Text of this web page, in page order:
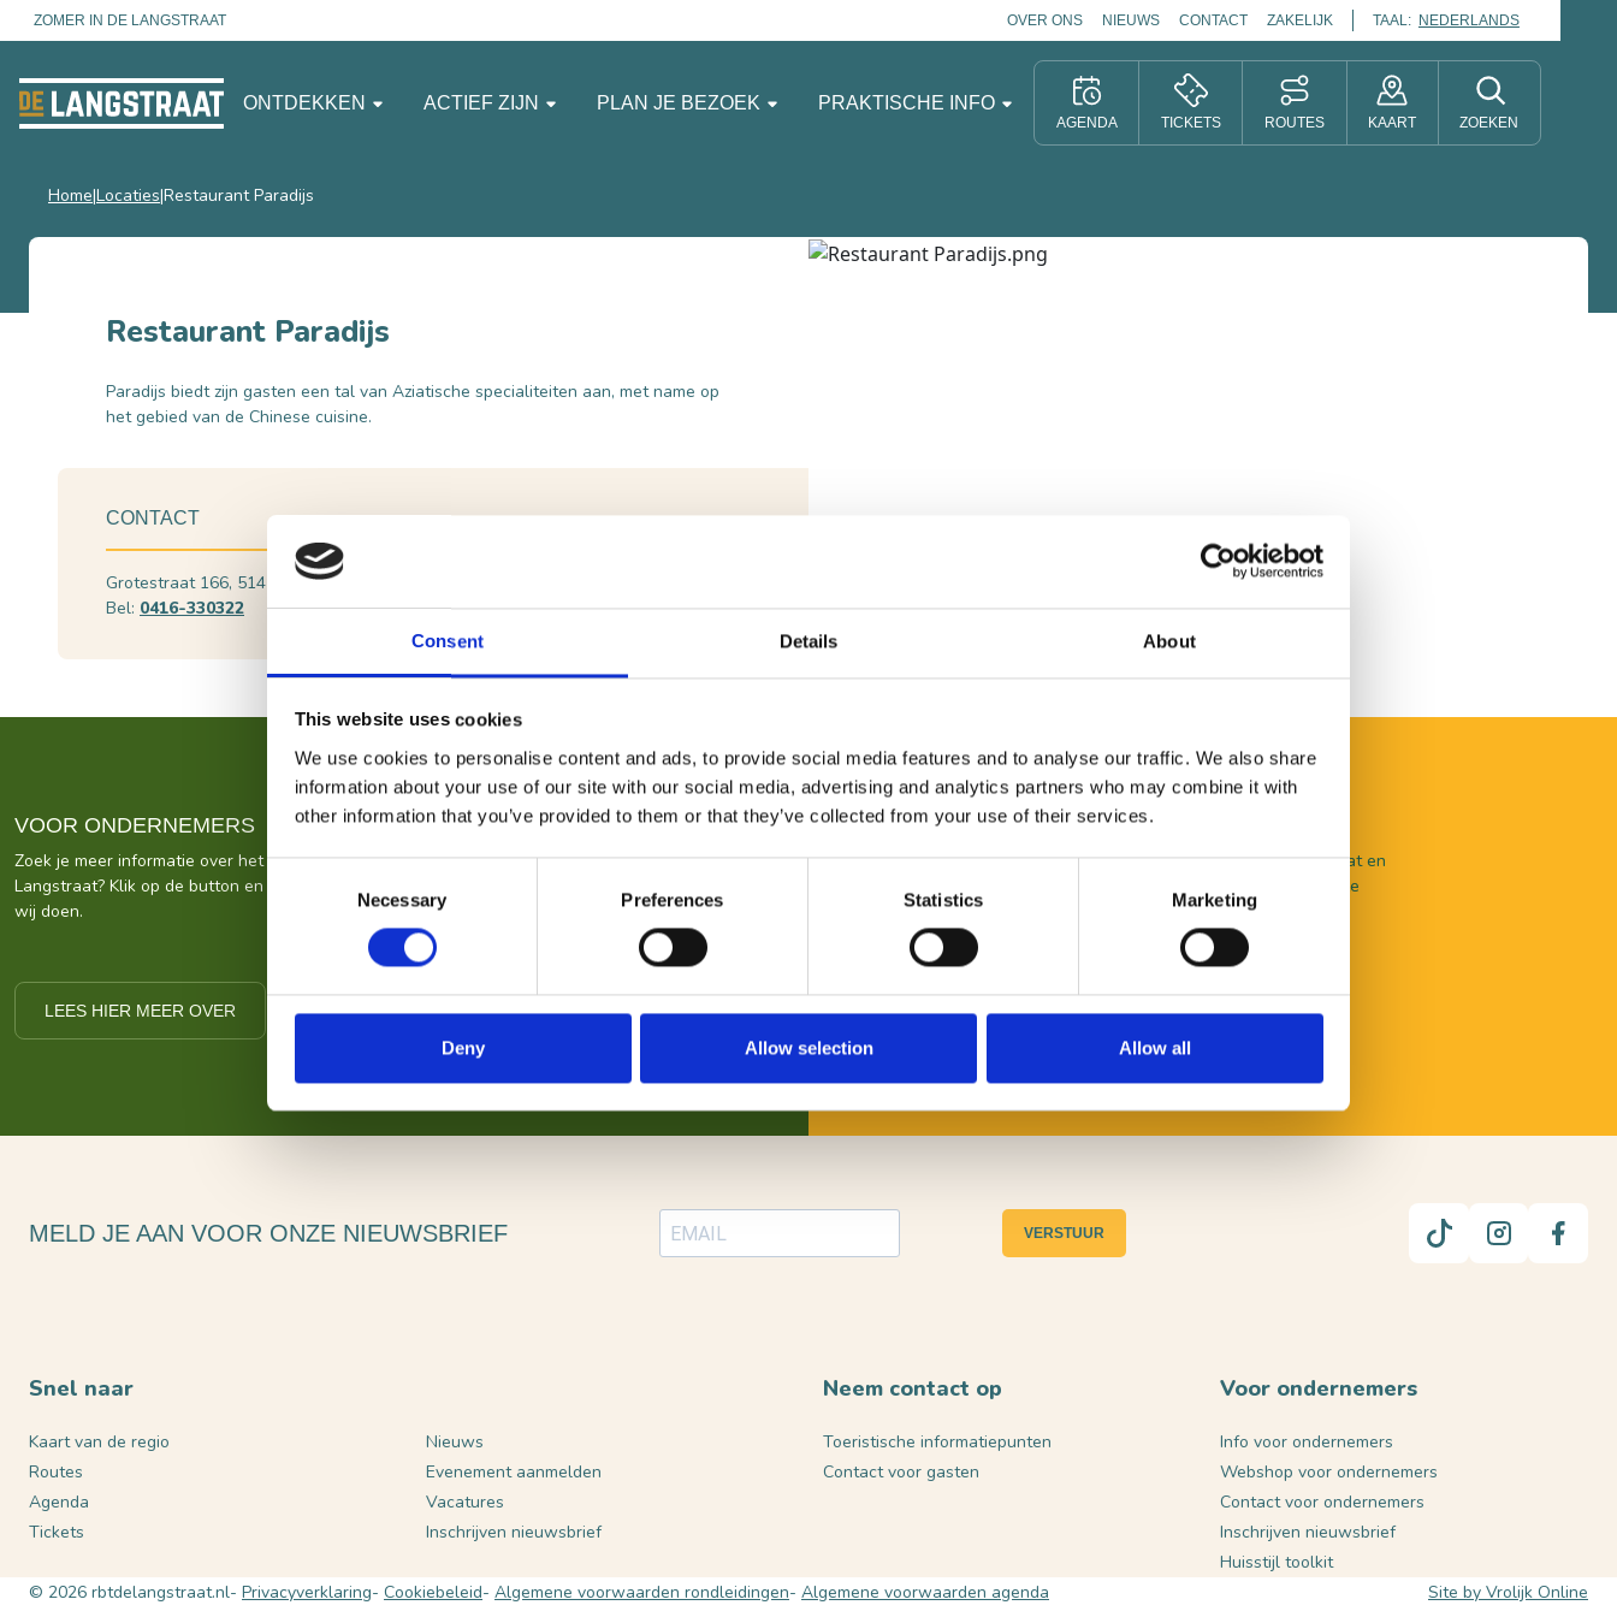
Consent Details About
This website uses cookies
We use cookies to personalise content and ads, to provide social media features and to analyse our traffic. We also share
information about your use of our site with our social media, advertising and analytics partners who may combine it with
other information that you’ve provided to them or that they’ve collected from your use of their services.
Necessary Preferences Statistics Marketing
Deny Allow selection Allow all
ZOMER IN DE LANGSTRAAT OVER ONS NIEUWS CONTACT ZAKELIJK TAAL: NEDERLANDS
ONTDEKKEN ACTIEF ZIJN PLAN JE BEZOEK PRAKTISCHE INFO
AGENDA TICKETS ROUTES KAART ZOEKEN
Home Locaties Restaurant Paradijs
Restaurant Paradijs
Paradijs biedt zijn gasten een tal van Aziatische specialiteiten aan, met name op
het gebied van de Chinese cuisine.
CONTACT
Grotestraat 166, 5141 HC Waalwijk
Bel: 0416-330322
Bekijk website
VOOR ONDERNEMERS
Zoek je meer informatie over het bedrijf achter Bezoek De
Langstraat? Klik op de button en kom alles te weten over ons wat
wij doen.
LEES HIER MEER OVER
VOOR BEZOEKERS
Benieuwd naar wat er allemaal te beleven valt in De Langstraat en
wil je daarover graag persoonlijk advies? Je kunt terecht bij onze
Toeristische Informatiepunten.
TIP'S
MELD JE AAN VOOR ONZE NIEUWSBRIEF VERSTUUR
Snel naar
Kaart van de regio
Routes
Agenda
Tickets
Nieuws
Evenement aanmelden
Vacatures
Inschrijven nieuwsbrief
Neem contact op
Toeristische informatiepunten
Contact voor gasten
Voor ondernemers
Info voor ondernemers
Webshop voor ondernemers
Contact voor ondernemers
Inschrijven nieuwsbrief
Huisstijl toolkit
© 2026 rbtdelangstraat.nl Privacyverklaring Cookiebeleid Algemene voorwaarden rondleidingen Algemene voorwaarden agenda Site by Vrolijk Online